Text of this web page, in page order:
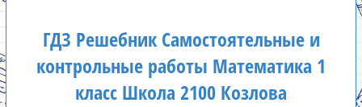
ГДЗ Решебник Самостоятельные и
контрольные работы Математика 1
класс Школа 2100 Козлова